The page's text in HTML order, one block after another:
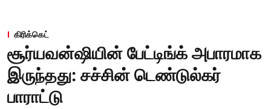
கிரிக்கெட்
சூர்யவன்ஷியின் பேட்டிங்க் அபாரமாக
இருந்தது: சச்சின் டெண்டுல்கர்
பாராட்டு